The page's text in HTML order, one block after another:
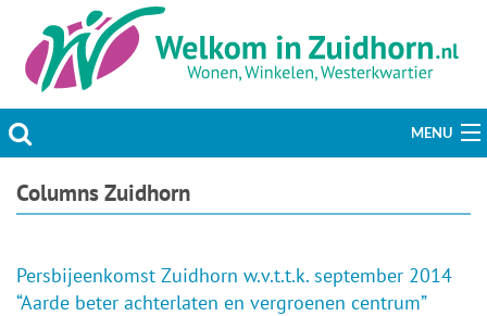
MENU
Actueel
Welzijn & Maatschappij
Columns Zuidhorn
Persbijeenkomst Zuidhorn w.v.t.t.k. september 2014
“Aarde beter achterlaten en vergroenen centrum”